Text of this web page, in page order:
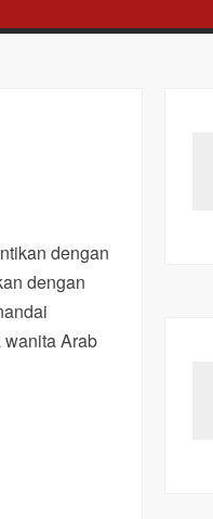
dengan
dengan
wanita Arab